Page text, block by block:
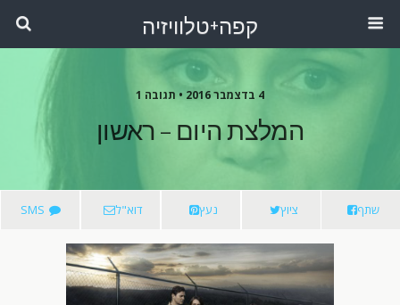
קפה+טלוויזיה
4 בדצמבר 2016 • תגובה 1
המלצת היום – ראשון
שתף ציוץ נעץ דוא"ל SMS